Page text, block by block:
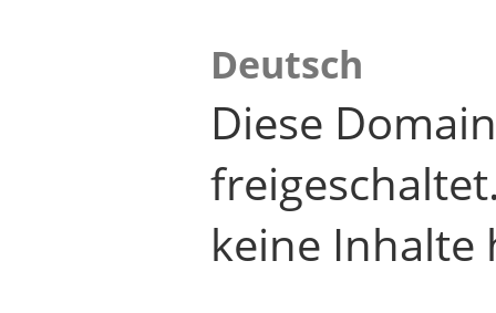
Deutsch
Diese
keine Inhalte